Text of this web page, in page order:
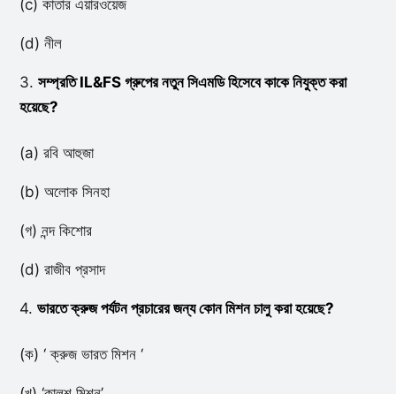
(c) কাতার এয়ারওয়েজ
(d) নীল
3. সম্প্রতি IL&FS গ্রুপের নতুন সিএমডি হিসেবে কাকে নিযুক্ত করা
হয়েছে?
(a) রবি আহুজা
(b) অলোক সিনহা
(গ) নন্দ কিশোর
(d) রাজীব প্রসাদ
4. ভারতে ক্রুজ পর্যটন প্রচারের জন্য কোন মিশন চালু করা হয়েছে?
(ক) ‘ ক্রুজ ভারত মিশন ‘